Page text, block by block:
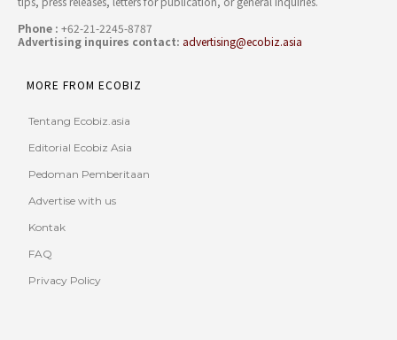
Phone : +62-21-2245-8787
Advertising inquires contact: advertising@ecobiz.asia
MORE FROM ECOBIZ
Tentang Ecobiz.asia
Editorial Ecobiz Asia
Pedoman Pemberitaan
Advertise with us
Kontak
FAQ
Privacy Policy